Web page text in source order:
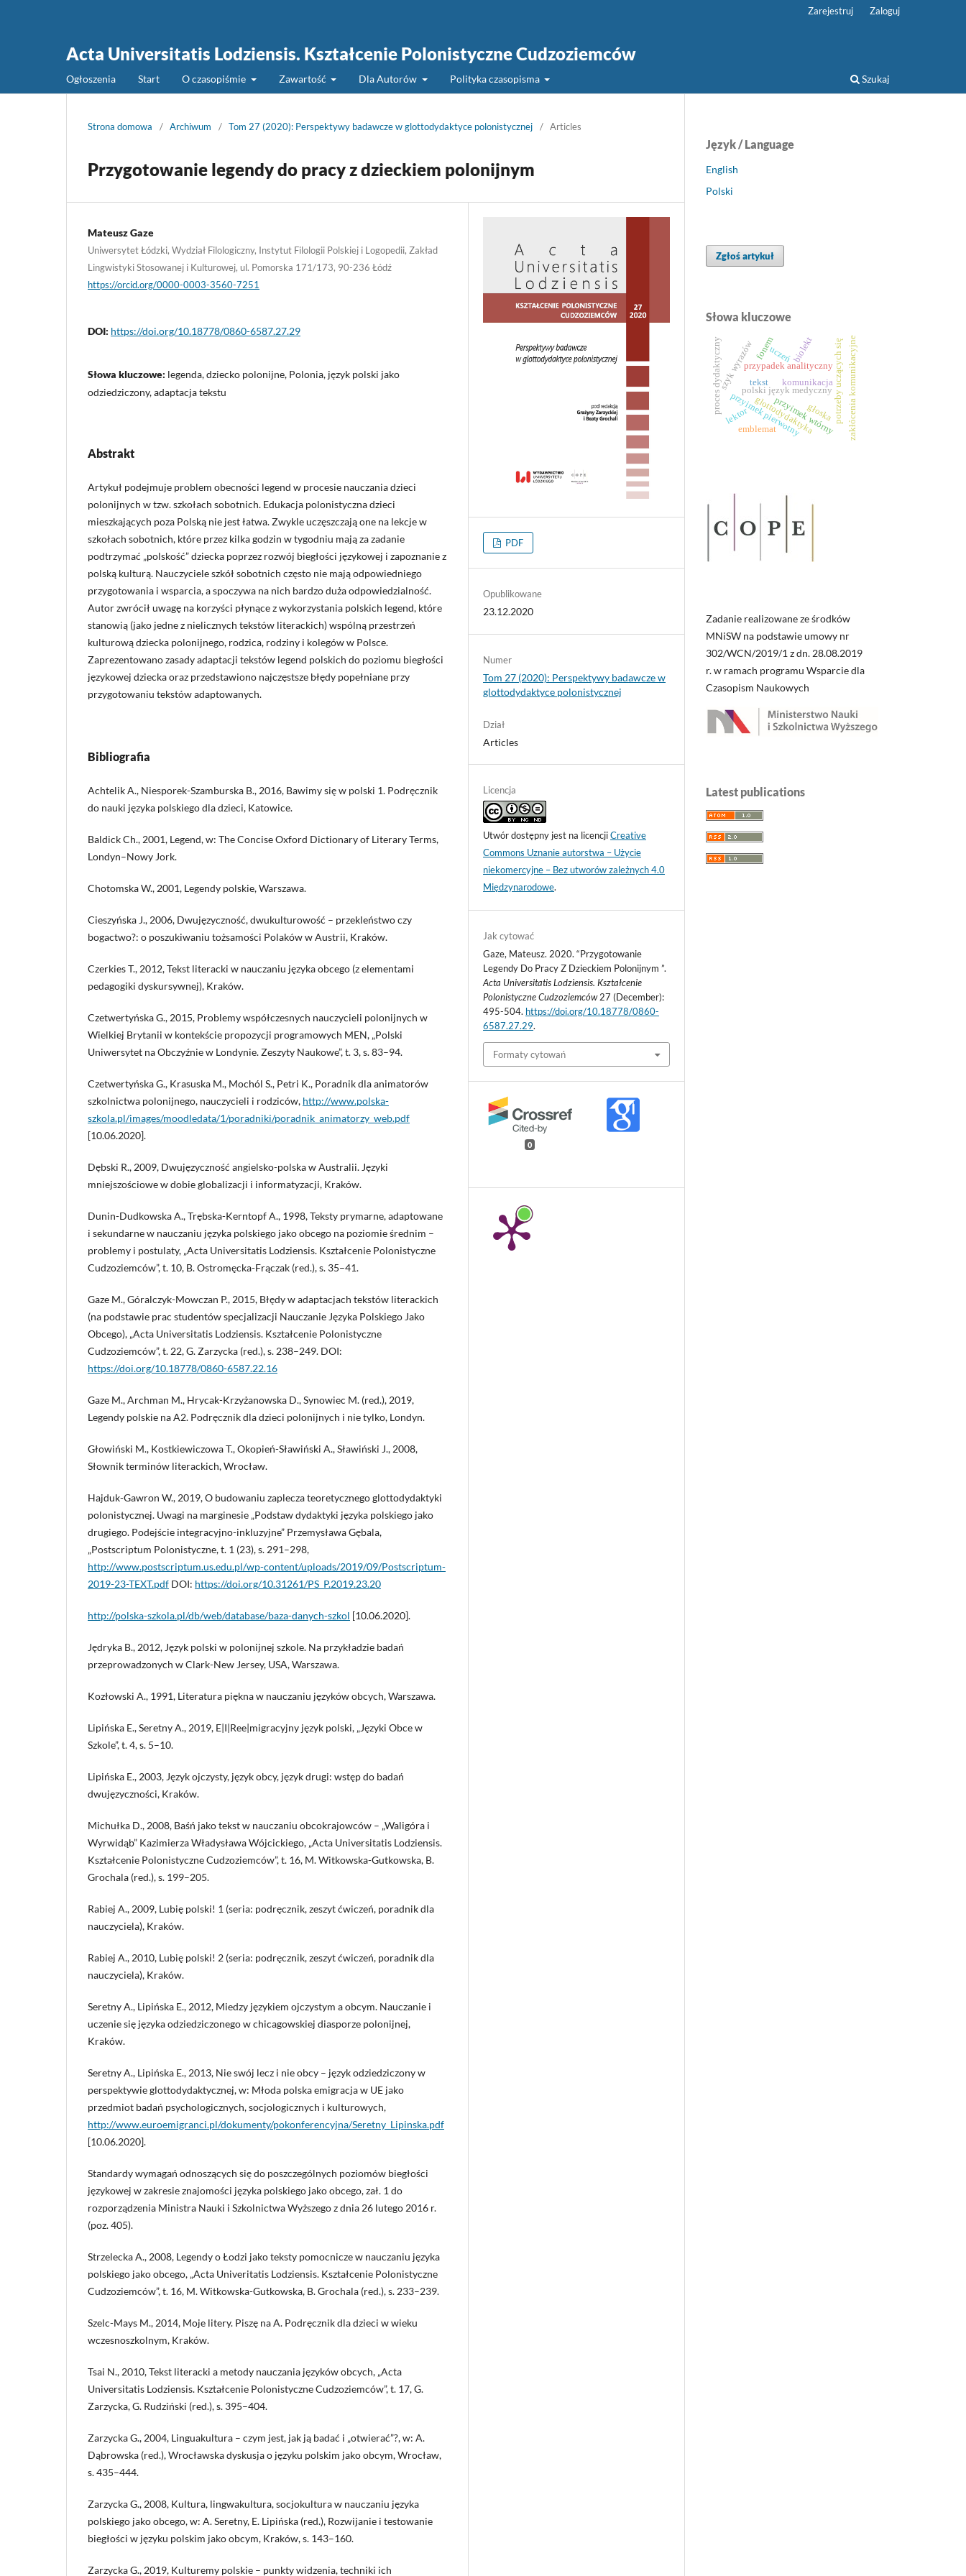
Acta Universitatis Lodziensis. Kształcenie Polonistyczne Cudzoziemców
Ogłoszenia Start O czasopiśmie Zawartość Dla Autorów Polityka czasopisma Szukaj
Zarejestruj Zaloguj
Strona domowa / Archiwum / Tom 27 (2020): Perspektywy badawcze w glottodydaktyce polonistycznej / Articles
Przygotowanie legendy do pracy z dzieckiem polonijnym
Mateusz Gaze
Uniwersytet Łódzki, Wydział Filologiczny, Instytut Filologii Polskiej i Logopedii, Zakład
Lingwistyki Stosowanej i Kulturowej, ul. Pomorska 171/173, 90-236 Łódź
https://orcid.org/0000-0003-3560-7251
DOI: https://doi.org/10.18778/0860-6587.27.29
Słowa kluczowe: legenda, dziecko polonijne, Polonia, język polski jako
odziedziczony, adaptacja tekstu
Abstrakt
Artykuł podejmuje problem obecności legend w procesie nauczania dzieci
polonijnych w tzw. szkołach sobotnich. Edukacja polonistyczna dzieci
mieszkających poza Polską nie jest łatwa. Zwykle uczęszczają one na lekcje w
szkołach sobotnich, które przez kilka godzin w tygodniu mają za zadanie
podtrzymać „polskość” dziecka poprzez rozwój biegłości językowej i zapoznanie z
polską kulturą. Nauczyciele szkół sobotnich często nie mają odpowiedniego
przygotowania i wsparcia, a spoczywa na nich bardzo duża odpowiedzialność.
Autor zwrócił uwagę na korzyści płynące z wykorzystania polskich legend, które
stanowią (jako jedne z nielicznych tekstów literackich) wspólną przestrzeń
kulturową dziecka polonijnego, rodzica, rodziny i kolegów w Polsce.
Zaprezentowano zasady adaptacji tekstów legend polskich do poziomu biegłości
językowej dziecka oraz przedstawiono najczęstsze błędy popełniane przy
przygotowaniu tekstów adaptowanych.
Bibliografia
Achtelik A., Niesporek-Szamburska B., 2016, Bawimy się w polski 1. Podręcznik
do nauki języka polskiego dla dzieci, Katowice.
Baldick Ch., 2001, Legend, w: The Concise Oxford Dictionary of Literary Terms,
Londyn–Nowy Jork.
Chotomska W., 2001, Legendy polskie, Warszawa.
Cieszyńska J., 2006, Dwujęzyczność, dwukulturowość – przekleństwo czy
bogactwo?: o poszukiwaniu tożsamości Polaków w Austrii, Kraków.
Czerkies T., 2012, Tekst literacki w nauczaniu języka obcego (z elementami
pedagogiki dyskursywnej), Kraków.
Czetwertyńska G., 2015, Problemy współczesnych nauczycieli polonijnych w
Wielkiej Brytanii w kontekście propozycji programowych MEN, „Polski
Uniwersytet na Obczyźnie w Londynie. Zeszyty Naukowe”, t. 3, s. 83–94.
Czetwertyńska G., Krasuska M., Mochól S., Petri K., Poradnik dla animatorów
szkolnictwa polonijnego, nauczycieli i rodziców, http://www.polska-
szkola.pl/images/moodledata/1/poradniki/poradnik_animatorzy_web.pdf
[10.06.2020].
Dębski R., 2009, Dwujęzyczność angielsko-polska w Australii. Języki
mniejszościowe w dobie globalizacji i informatyzacji, Kraków.
Dunin-Dudkowska A., Trębska-Kerntopf A., 1998, Teksty prymarne, adaptowane
i sekundarne w nauczaniu języka polskiego jako obcego na poziomie średnim –
problemy i postulaty, „Acta Universitatis Lodziensis. Kształcenie Polonistyczne
Cudzoziemców”, t. 10, B. Ostromęcka-Frączak (red.), s. 35–41.
Gaze M., Góralczyk-Mowczan P., 2015, Błędy w adaptacjach tekstów literackich
(na podstawie prac studentów specjalizacji Nauczanie Języka Polskiego Jako
Obcego), „Acta Universitatis Lodziensis. Kształcenie Polonistyczne
Cudzoziemców”, t. 22, G. Zarzycka (red.), s. 238–249. DOI:
https://doi.org/10.18778/0860-6587.22.16
Gaze M., Archman M., Hrycak-Krzyżanowska D., Synowiec M. (red.), 2019,
Legendy polskie na A2. Podręcznik dla dzieci polonijnych i nie tylko, Londyn.
Głowiński M., Kostkiewiczowa T., Okopień-Sławiński A., Sławiński J., 2008,
Słownik terminów literackich, Wrocław.
Hajduk-Gawron W., 2019, O budowaniu zaplecza teoretycznego glottodydaktyki
polonistycznej. Uwagi na marginesie „Podstaw dydaktyki języka polskiego jako
drugiego. Podejście integracyjno-inkluzyjne” Przemysława Gębala,
„Postscriptum Polonistyczne, t. 1 (23), s. 291–298,
http://www.postscriptum.us.edu.pl/wp-content/uploads/2019/09/Postscriptum-
2019-23-TEXT.pdf DOI: https://doi.org/10.31261/PS_P.2019.23.20
http://polska-szkola.pl/db/web/database/baza-danych-szkol [10.06.2020].
Jędryka B., 2012, Język polski w polonijnej szkole. Na przykładzie badań
przeprowadzonych w Clark-New Jersey, USA, Warszawa.
Kozłowski A., 1991, Literatura piękna w nauczaniu języków obcych, Warszawa.
Lipińska E., Seretny A., 2019, E|I|Ree|migracyjny język polski, „Języki Obce w
Szkole”, t. 4, s. 5–10.
Lipińska E., 2003, Język ojczysty, język obcy, język drugi: wstęp do badań
dwujęzyczności, Kraków.
Michułka D., 2008, Baśń jako tekst w nauczaniu obcokrajowców – „Waligóra i
Wyrwidąb” Kazimierza Władysława Wójcickiego, „Acta Universitatis Lodziensis.
Kształcenie Polonistyczne Cudzoziemców”, t. 16, M. Witkowska-Gutkowska, B.
Grochala (red.), s. 199–205.
Rabiej A., 2009, Lubię polski! 1 (seria: podręcznik, zeszyt ćwiczeń, poradnik dla
nauczyciela), Kraków.
Rabiej A., 2010, Lubię polski! 2 (seria: podręcznik, zeszyt ćwiczeń, poradnik dla
nauczyciela), Kraków.
Seretny A., Lipińska E., 2012, Miedzy językiem ojczystym a obcym. Nauczanie i
uczenie się języka odziedziczonego w chicagowskiej diasporze polonijnej,
Kraków.
Seretny A., Lipińska E., 2013, Nie swój lecz i nie obcy – język odziedziczony w
perspektywie glottodydaktycznej, w: Młoda polska emigracja w UE jako
przedmiot badań psychologicznych, socjologicznych i kulturowych,
http://www.euroemigranci.pl/dokumenty/pokonferencyjna/Seretny_Lipinska.pdf
[10.06.2020].
Standardy wymagań odnoszących się do poszczególnych poziomów biegłości
językowej w zakresie znajomości języka polskiego jako obcego, zał. 1 do
rozporządzenia Ministra Nauki i Szkolnictwa Wyższego z dnia 26 lutego 2016 r.
(poz. 405).
Strzelecka A., 2008, Legendy o Łodzi jako teksty pomocnicze w nauczaniu języka
polskiego jako obcego, „Acta Univeritatis Lodziensis. Kształcenie Polonistyczne
Cudzoziemców”, t. 16, M. Witkowska-Gutkowska, B. Grochala (red.), s. 233–239.
Szelc-Mays M., 2014, Moje litery. Piszę na A. Podręcznik dla dzieci w wieku
wczesnoszkolnym, Kraków.
Tsai N., 2010, Tekst literacki a metody nauczania języków obcych, „Acta
Universitatis Lodziensis. Kształcenie Polonistyczne Cudzoziemców”, t. 17, G.
Zarzycka, G. Rudziński (red.), s. 395–404.
Zarzycka G., 2004, Linguakultura – czym jest, jak ją badać i „otwierać”?, w: A.
Dąbrowska (red.), Wrocławska dyskusja o języku polskim jako obcym, Wrocław,
s. 435–444.
Zarzycka G., 2008, Kultura, lingwakultura, socjokultura w nauczaniu języka
polskiego jako obcego, w: A. Seretny, E. Lipińska (red.), Rozwijanie i testowanie
biegłości w języku polskim jako obcym, Kraków, s. 143–160.
Zarzycka G., 2019, Kulturemy polskie – punkty widzenia, techniki ich
PDF
Opublikowane
23.12.2020
Numer
Tom 27 (2020): Perspektywy badawcze w
glottodydaktyce polonistycznej
Dział
Articles
Licencja
Utwór dostępny jest na licencjiCreative
Commons Uznanie autorstwa – Użycie
niekomercyjne – Bez utworów zależnych 4.0
Międzynarodowe.
Jak cytować
Gaze, Mateusz. 2020. “Przygotowanie
Legendy Do Pracy Z Dzieckiem Polonijnym ”.
Acta Universitatis Lodziensis. Kształcenie
Polonistyczne Cudzoziemców27 (December):
495-504. https://doi.org/10.18778/0860-
6587.27.29.
Formaty cytowań
0
Język / Language
English
Polski
Zgłoś artykuł
Słowa kluczowe
polski język medyczny potrzeby uczących się
przypadek analityczny
przyimek pierwotnyprzyimek wtórny
szyk wyrazów
emblemat
tekst komunikacja zakłócenia komunikacyjne
uczeń
lektor
proces dydaktyczny
glottodydaktyka
fonem
głoska
biolekt
Zadanie realizowane ze środków
MNiSW na podstawie umowy nr
302/WCN/2019/1 z dn. 28.08.2019
r. w ramach programu Wsparcie dla
Czasopism Naukowych
Latest publications